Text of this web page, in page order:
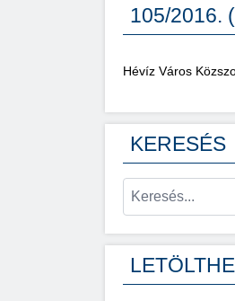
105/2016.
Hévíz Város
KERESÉS